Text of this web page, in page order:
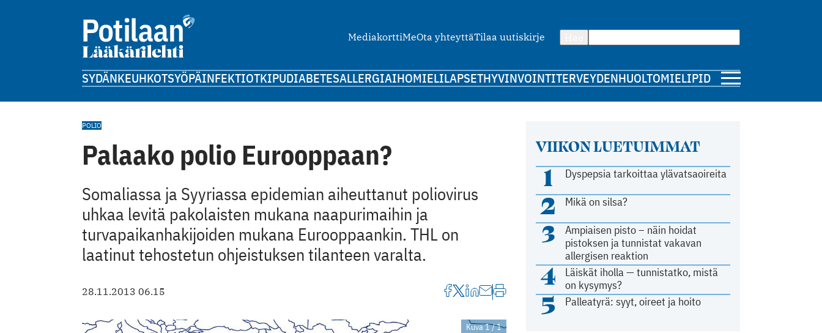
MediakorttiMeOta yhteyttäTilaa uutiskirje
SYDÄNKEUHKOTSYÖPÄINFEKTIOTKIPUDIABETESALLERGIAIHOMIELILAPSETHYVINVOINTITERVEYDENHUOLTOMIELIPIDE
VIIKON LUETUIMMAT
1 Dyspepsia tarkoittaa ylävatsaoireita
2 Mikä on silsa?
3
Ampiaisen pisto – näin hoidat
pistoksen ja tunnistat vakavan
allergisen reaktion
4
Läiskät iholla — tunnistatko, mistä
on kysymys?
5 Palleatyrä: syyt, oireet ja hoito
POLIO
Palaako polio Eurooppaan?
Somaliassa ja Syyriassa epidemian aiheuttanut poliovirus
uhkaa levitä pakolaisten mukana naapurimaihin ja
turvapaikanhakijoiden mukana Eurooppaankin. THL on
laatinut tehostetun ohjeistuksen tilanteen varalta.
28.11.2013 06.15
Kuva 1 / 1